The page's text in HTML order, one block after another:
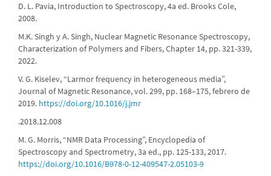
D. L. Pavia, Introduction to Spectroscopy, 4a ed. Brooks Cole,
2008.
M.K. Singh y A. Singh, Nuclear Magnetic Resonance Spectroscopy,
Characterization of Polymers and Fibers, Chapter 14, pp. 321-339,
2022.
V. G. Kiselev, “Larmor frequency in heterogeneous media”,
Journal of Magnetic Resonance, vol. 299, pp. 168–175, febrero de
2019. https://doi.org/10.1016/j.jmr
.2018.12.008
M. G. Morris, “NMR Data Processing”, Encyclopedia of
Spectroscopy and Spectrometry, 3a ed., pp. 125-133, 2017.
https://doi.org/10.1016/B978-0-12-409547-2.05103-9